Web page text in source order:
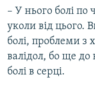
– У нього болі по
уколи від цього.
болі, проблеми з
валідол, бо ще до
болі в серці.